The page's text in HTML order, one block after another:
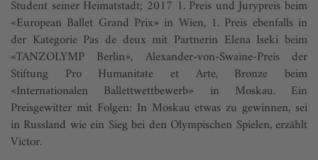
Student seiner Heimatstadt; 2017 1. Preis und Jurypreis beim
«European Ballet Grand Prix» in Wien, 1. Preis ebenfalls in
der Kategorie Pas de deux mit Partnerin Elena Iseki beim
«TANZOLYMP Berlin», Alexander-von-Swaine-Preis der
Stiftung Pro Humanitate et Arte, Bronze beim
«Internationalen Ballettwettbewerb» in Moskau. Ein
Preisgewitter mit Folgen: In Moskau etwas zu gewinnen, sei
in Russland wie ein Sieg bei den Olympischen Spielen, erzählt
Victor.